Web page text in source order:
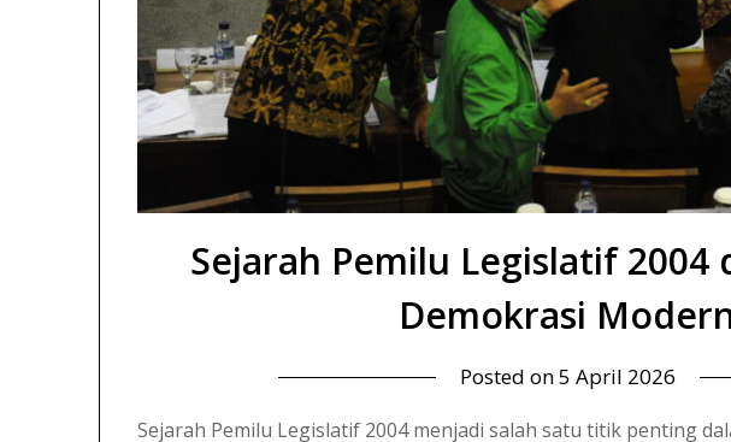
Sejarah Pemilu Legislatif 2004
Demokrasi
Posted on5 April 2026
Sejarah Pemilu Legislatif 2004 menjadi salah satu titik penting